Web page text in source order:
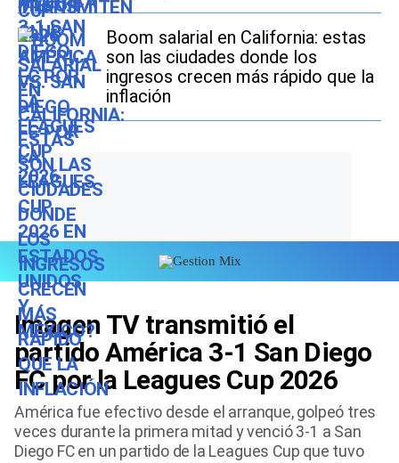
Boom salarial en California: estas
son las ciudades donde los
ingresos crecen más rápido que la
inflación